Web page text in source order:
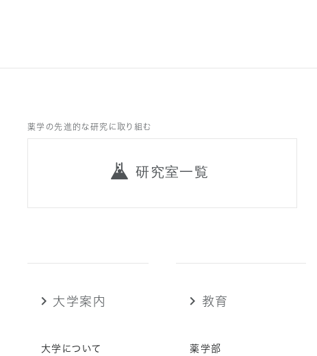
薬学の先進的な研究に取り組む
研究室一覧
大学案内
大学について
教育
薬学部